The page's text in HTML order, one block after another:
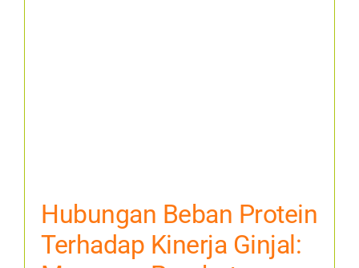
Hubungan Beban Protein
Terhadap Kinerja Ginjal: